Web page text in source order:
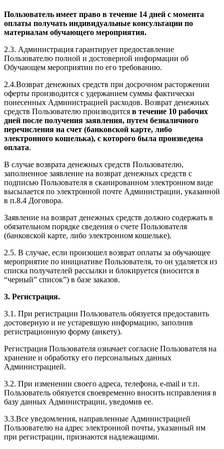
Пользователь имеет право в течение 14 дней с момента
оплаты получать индивидуальные консультации по
материалам обучающего мероприятия.
2.3. Администрация гарантирует предоставление
Пользователю полной и достоверной информации об
Обучающем мероприятии по его требованию.
2.4.Возврат денежных средств при досрочном расторжении
оферты производится с удержанием суммы фактически
понесенных Администрацией расходов. Возврат денежных
средств Пользователю производится в течение 10 рабочих
дней после получения заявления, путем безналичного
перечисления на счет (банковской карте, либо
электронного кошелька), с которого была произведена
оплата.
В случае возврата денежных средств Пользователю,
заполненное заявление на возврат денежных средств с
подписью Пользователя в сканированном электронном виде
высылается по электронной почте Администрации, указанной
в п.8.4 Договора.
Заявление на возврат денежных средств должно содержать в
обязательном порядке сведения о счете Пользователя
(банковской карте, либо электронном кошельке).
2.5. В случае, если произошел возврат оплаты за обучающее
мероприятие по инициативе Пользователя, то он удаляется из
списка получателей рассылки и блокируется (вносится в
“черный” список”) в базе заказов.
3. Регистрация.
3.1. При регистрации Пользователь обязуется предоставить
достоверную и не устаревшую информацию, заполнив
регистрационную форму (анкету).
Регистрация Пользователя означает согласие Пользователя на
хранение и обработку его персональных данных
Администрацией.
3.2. При изменении своего адреса, телефона, e-mail и т.п.
Пользователь обязуется своевременно вносить исправления в
базу данных Администрации, уведомив ее.
3.3.Все уведомления, направленные Администрацией
Пользователю на адрес электронной почты, указанный им
при регистрации, признаются надлежащими.